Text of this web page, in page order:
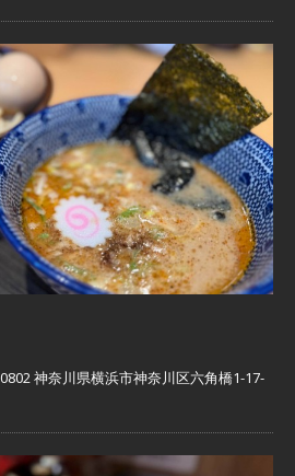
神奈川県横浜市神奈川区六角橋1-17-